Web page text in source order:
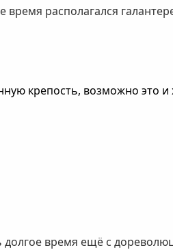
располагался
крепость, возможно это и
долгое время ещё с